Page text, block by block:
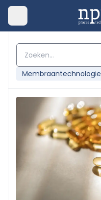
Membraantechnologie